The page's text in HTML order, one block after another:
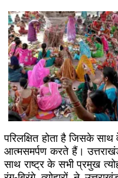
परिलक्षित होता है जिसके
आत्मसमर्पण करते हैं।
साथ राष्ट्र के सभी प्रमुख